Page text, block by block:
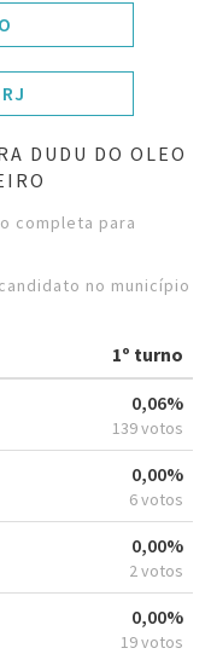
DUDU DO OLEO
completa para
no município
1º turno
0,06%
139 votos
0,00%
6 votos
0,00%
2 votos
0,00%
19 votos